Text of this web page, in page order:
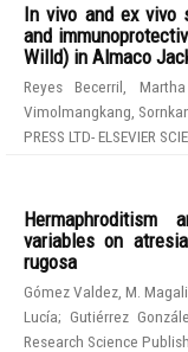
In vivo and ex vivo
and
Willd) in Almaco
Reyes Becerril,
Vimolmangkang,
PRESS LTD- ELSEVIER
variables on
rugosa
Gómez Valdez, M. Magali
Lucía;Gutiérrez
Research Science